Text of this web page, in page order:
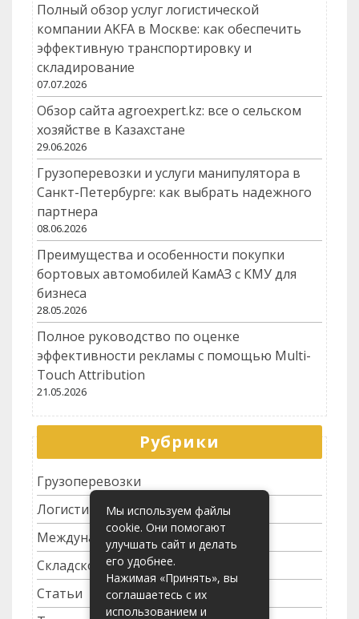
Полный обзор услуг логистической
компании AKFA в Москве: как обеспечить
эффективную транспортировку и
складирование
07.07.2026
Обзор сайта agroexpert.kz: все о сельском
хозяйстве в Казахстане
29.06.2026
Грузоперевозки и услуги манипулятора в
Санкт-Петербурге: как выбрать надежного
партнера
08.06.2026
Преимущества и особенности покупки
бортовых автомобилей КамАЗ с КМУ для
бизнеса
28.05.2026
Полное руководство по оценке
эффективности рекламы с помощью Multi-
Touch Attribution
21.05.2026
Рубрики
Грузоперевозки
Логистика
Международные перевозки
Складское хозяйство
Статьи
Мы используем файлы
cookie. Они помогают
улучшать сайт и делать
его удобнее.
Нажимая «Принять», вы
соглашаетесь с их
использованием и